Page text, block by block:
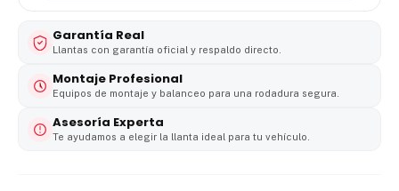
reforzados permiten una conducción más firme y
exigentes.
🌧️
Agarre confiable en seco y mojado
Gracias a su compuesto avanzado y canales de
Garantía Real
Llantas con garantía oficial y respaldo directo.
Montaje Profesional
Equipos de montaje y balanceo para una rodadura segura.
Asesoría Experta
Te ayudamos a elegir la llanta ideal para tu vehículo.